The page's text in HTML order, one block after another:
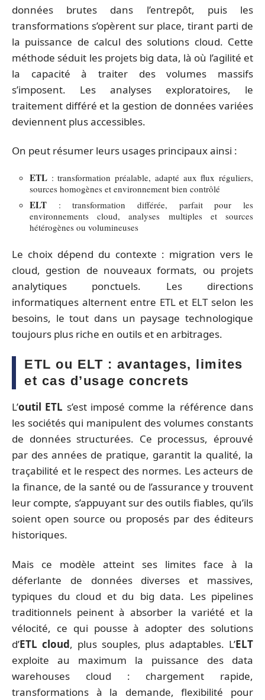
données brutes dans l’entrepôt, puis les
transformations s’opèrent sur place, tirant parti de
la puissance de calcul des solutions cloud. Cette
méthode séduit les projets big data, là où l’agilité et
la capacité à traiter des volumes massifs
s’imposent. Les analyses exploratoires, le
traitement différé et la gestion de données variées
deviennent plus accessibles.
On peut résumer leurs usages principaux ainsi :
ETL : transformation préalable, adapté aux flux réguliers,
sources homogènes et environnement bien contrôlé
ELT : transformation différée, parfait pour les
environnements cloud, analyses multiples et sources
hétérogènes ou volumineuses
Le choix dépend du contexte : migration vers le
cloud, gestion de nouveaux formats, ou projets
analytiques ponctuels. Les directions
informatiques alternent entre ETL et ELT selon les
besoins, le tout dans un paysage technologique
toujours plus riche en outils et en arbitrages.
ETL ou ELT : avantages, limites
et cas d’usage concrets
L’outil ETL s’est imposé comme la référence dans
les sociétés qui manipulent des volumes constants
de données structurées. Ce processus, éprouvé
par des années de pratique, garantit la qualité, la
traçabilité et le respect des normes. Les acteurs de
la finance, de la santé ou de l’assurance y trouvent
leur compte, s’appuyant sur des outils fiables, qu’ils
soient open source ou proposés par des éditeurs
historiques.
Mais ce modèle atteint ses limites face à la
déferlante de données diverses et massives,
typiques du cloud et du big data. Les pipelines
traditionnels peinent à absorber la variété et la
vélocité, ce qui pousse à adopter des solutions
d’ETL cloud, plus souples, plus adaptables. L’ELT
exploite au maximum la puissance des data
warehouses cloud : chargement rapide,
transformations à la demande, flexibilité pour